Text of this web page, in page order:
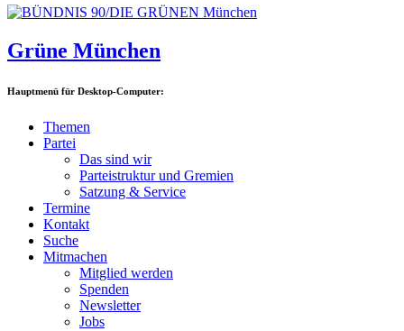
Grüne München
Hauptmenü für Desktop-Computer:
Themen
Partei
Das sind wir
Parteistruktur und Gremien
Satzung & Service
Termine
Kontakt
Suche
Mitmachen
Mitglied werden
Spenden
Newsletter
Jobs